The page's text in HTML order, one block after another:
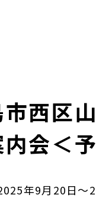
市西区
会＜
年9月20日〜